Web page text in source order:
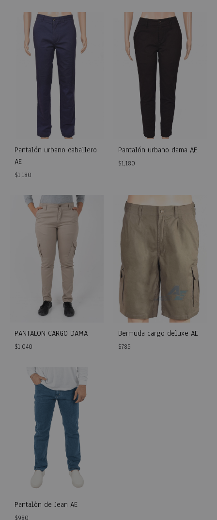
Pantalón urbano caballero
AE
$1,180
Pantalón urbano dama AE
$1,180
PANTALON CARGO DAMA
$1,040
Bermuda cargo deluxe AE
$785
Pantalòn de Jean AE
$980